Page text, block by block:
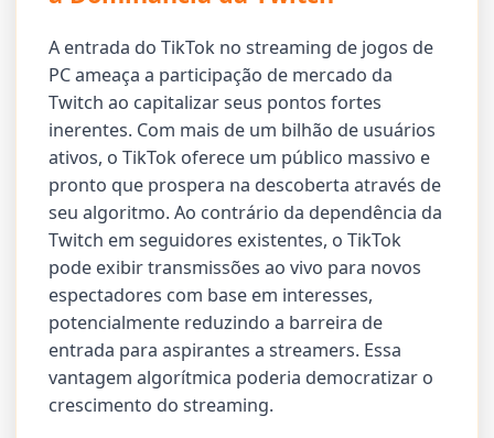
A entrada do TikTok no streaming de jogos de
PC ameaça a participação de mercado da
Twitch ao capitalizar seus pontos fortes
inerentes. Com mais de um bilhão de usuários
ativos, o TikTok oferece um público massivo e
pronto que prospera na descoberta através de
seu algoritmo. Ao contrário da dependência da
Twitch em seguidores existentes, o TikTok
pode exibir transmissões ao vivo para novos
espectadores com base em interesses,
potencialmente reduzindo a barreira de
entrada para aspirantes a streamers. Essa
vantagem algorítmica poderia democratizar o
crescimento do streaming.